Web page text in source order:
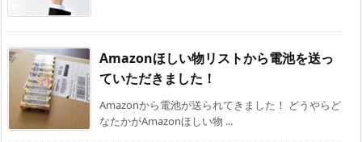
Amazonほしい物リストから電池を送っ
ていただきました！
Amazonから電池が送られてきました！ どうやらど
なたかがAmazonほしい物 ...